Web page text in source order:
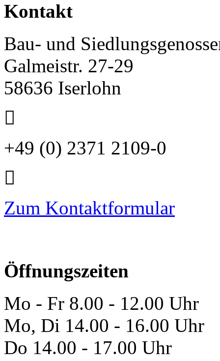
Kontakt
Bau- und
Galmeistr. 27-29
58636 Iserlohn
+49 (0) 2371 2109-0
Zum Kontaktformular
Öffnungszeiten
Mo - Fr 8.00 - 12.00 Uhr
Mo, Di 14.00 - 16.00 Uhr
Do 14.00 - 17.00 Uhr